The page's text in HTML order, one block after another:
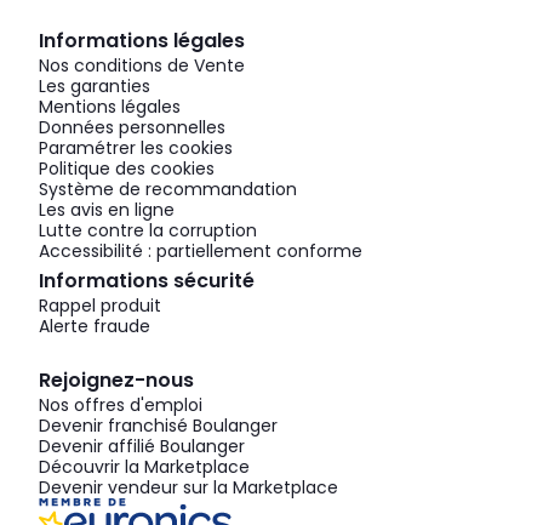
Informations légales
Nos conditions de Vente
Les garanties
Mentions légales
Données personnelles
Paramétrer les cookies
Politique des cookies
Système de recommandation
Les avis en ligne
Lutte contre la corruption
Accessibilité : partiellement conforme
Informations sécurité
Rappel produit
Alerte fraude
Rejoignez-nous
Nos offres d'emploi
Devenir franchisé Boulanger
Devenir affilié Boulanger
Découvrir la Marketplace
Devenir vendeur sur la Marketplace